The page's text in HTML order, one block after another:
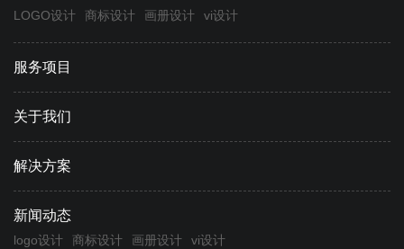
LOGO设计 商标设计 画册设计 vi设计
服务项目
关于我们
解决方案
新闻动态
logo设计 商标设计 画册设计 vi设计